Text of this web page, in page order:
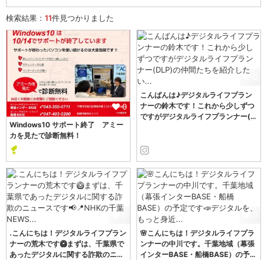
検索結果： 11件見つかりました
0
Windows10 サポート終了 アミー
カを見たで診断無料！
こんばんは♪デジタルライフプラン
ナーの鈴木です！これから少しずつ
ですがデジタルライフプランナー(…
0
.こんにちは！デジタルライフプラン
ナーの荒木です🥝まずは、千葉県で
あったデジタルに関する詐欺のニ…
0
🌸こんにちは！デジタルライフプラ
ンナーの中川です。千葉地域（幕張
インターBASE・船橋BASE）の予…